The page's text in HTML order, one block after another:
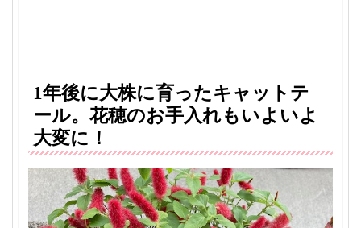
1年後に大株に育ったキャットテ
ール。花穂のお手入れもいよいよ
大変に！